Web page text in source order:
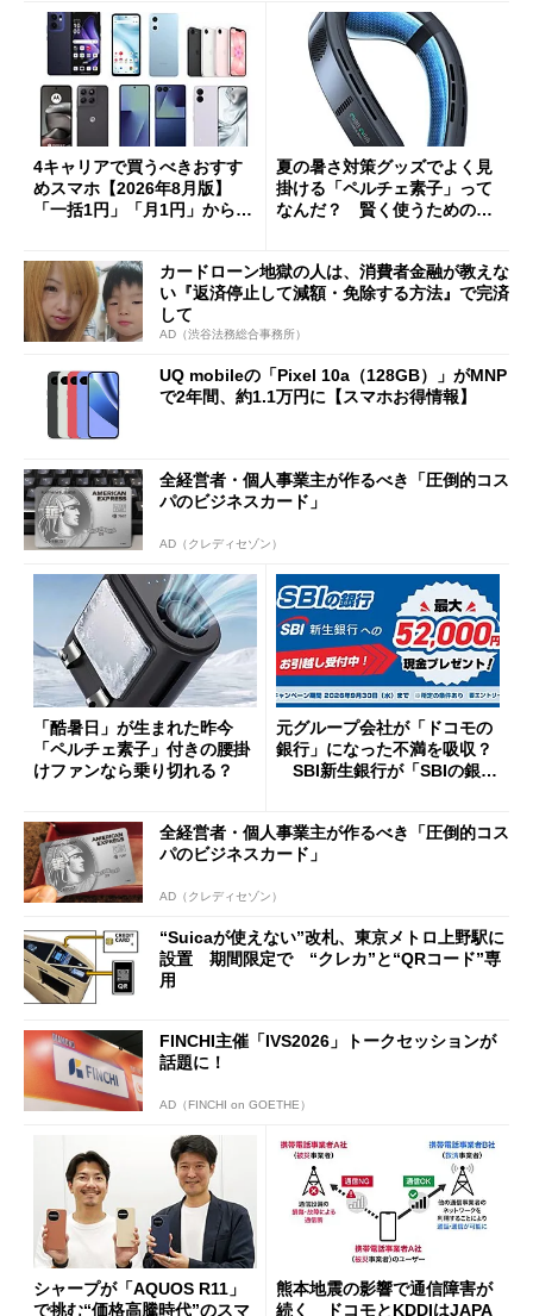
4キャリアで買うべきおすす
めスマホ【2026年8月版】
「一括1円」「月1円」からお
夏の暑さ対策グッズでよく見
掛ける「ペルチェ素子」って
なんだ？ 賢く使うための注
カードローン地獄の人は、消費者金融が教えな
い『返済停止して減額・免除する方法』で完済
して
AD（渋谷法務総合事務所）
UQ mobileの「Pixel 10a（128GB）」がMNP
で2年間、約1.1万円に【スマホお得情報】
全経営者・個人事業主が作るべき「圧倒的コス
パのビジネスカード」
AD（クレディセゾン）
「酷暑日」が生まれた昨今
「ペルチェ素子」付きの腰掛
けファンなら乗り切れる？
元グループ会社が「ドコモの
銀行」になった不満を吸収？
SBI新生銀行が「SBIの銀
開催
全経営者・個人事業主が作るべき「圧倒的コス
パのビジネスカード」
AD（クレディセゾン）
“Suicaが使えない”改札、東京メトロ上野駅に
設置 期間限定で “クレカ”と“QRコード”専
用
FINCHI主催「IVS2026」トークセッションが
話題に！
AD（FINCHI on GOETHE）
シャープが「AQUOS R11」
で挑む“価格高騰時代”のスマ
熊本地震の影響で通信障害が
続く ドコモとKDDIはJAPA